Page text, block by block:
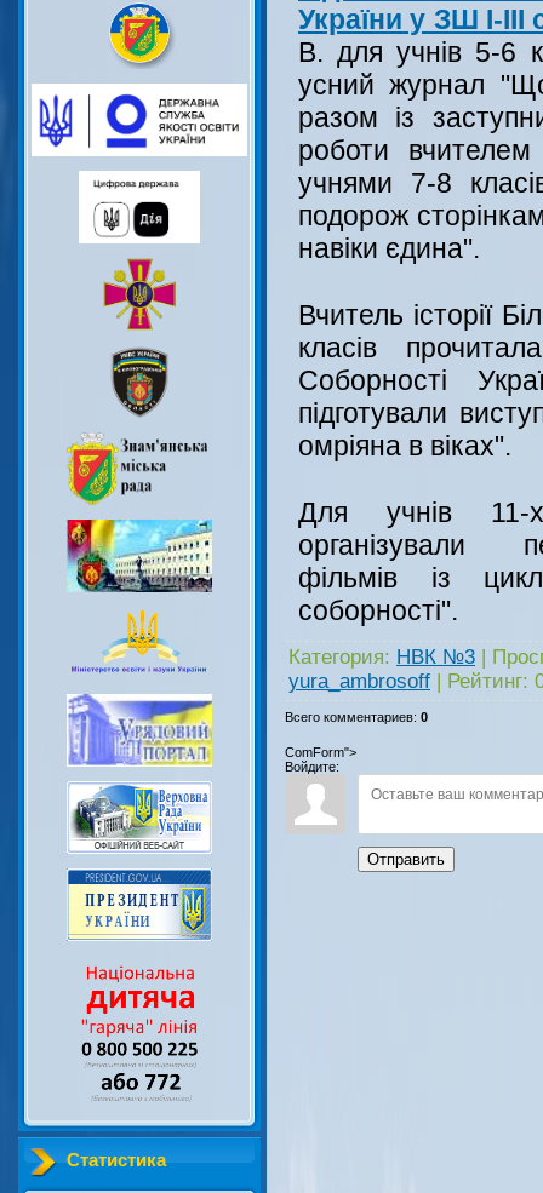
Статистика
України у ЗШ І-
В. для учнів 5-6
усний журнал
разом із
роботи вчителем
учнями 7-8
подорож
навіки єдина".
Вчитель історії
класів
Соборності
підготували
омріяна в віках".
Для учнів 11-х
організували
фільмів із
соборності".
Категория: НВК №3 |
yura_ambrosoff | Рейтинг:
Всего комментариев: 0
ComForm">
Войдите:
Отправить